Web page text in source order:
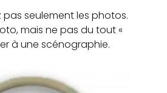
seulement les photos.
mais ne pas du tout «
à une scénographie.